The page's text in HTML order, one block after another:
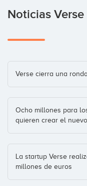
Noticias Verse
Verse cierra una
Ocho millones para
quieren crear el
La startup Verse
millones de euros